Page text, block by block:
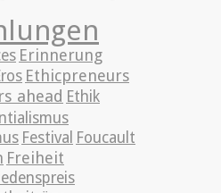
Erinnerung
Ethicpreneurs
ahead Ethik
Festival Foucault
Freiheit